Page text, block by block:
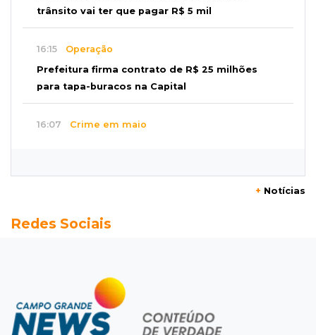
trânsito vai ter que pagar R$ 5 mil
16:15 Operação
Prefeitura firma contrato de R$ 25 milhões
para tapa-buracos na Capital
16:07 Crime em maio
Justiça suspende expediente por dois dias e
Jovem é baleado por atiradores na loja do pai
e morre a caminho do hospital
+ Notícias
Redes Sociais